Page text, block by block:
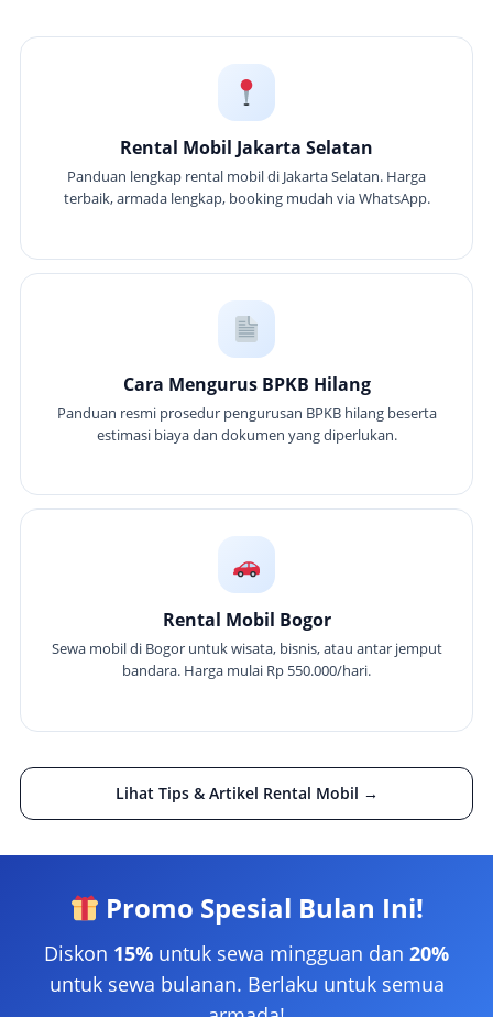
Rental Mobil Jakarta Selatan
Panduan lengkap rental mobil di Jakarta Selatan. Harga
terbaik, armada lengkap, booking mudah via WhatsApp.
Cara Mengurus BPKB Hilang
Panduan resmi prosedur pengurusan BPKB hilang beserta
estimasi biaya dan dokumen yang diperlukan.
Rental Mobil Bogor
Sewa mobil di Bogor untuk wisata, bisnis, atau antar jemput
bandara. Harga mulai Rp 550.000/hari.
Lihat Tips & Artikel Rental Mobil →
Promo Spesial Bulan Ini!
Diskon 15% untuk sewa mingguan dan 20%
untuk sewa bulanan. Berlaku untuk semua